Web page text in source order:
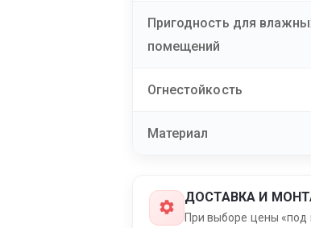
Пригодность для
помещений
Огнестойкость
Материал
ДОСТАВКА И
При выборе цены «под